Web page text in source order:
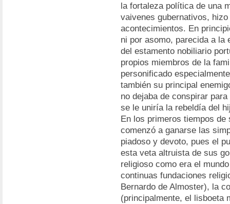
la fortaleza política de una
vaivenes gubernativos,
acontecimientos. En
ni por asomo, parecida a la
del estamento nobiliario
propios miembros de la
personificado
también su principal
no dejaba de conspirar
se le uniría la rebeldía del
En los primeros tiempos
comenzó a ganarse las
piadoso y devoto, pues el
esta veta altruista de sus
religioso como era el
continuas fundaciones
Bernardo de Almoster), la
(principalmente, el lisboeta